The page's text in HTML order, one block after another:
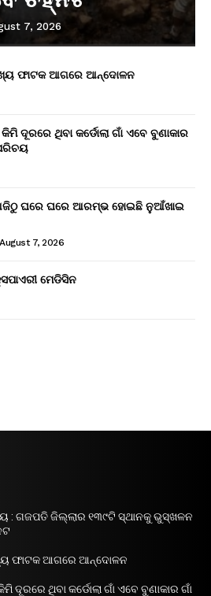
7, 2026
ଫାଟକ ଆଗରେ ଆନ୍ଦୋଳନ
ଦୂରରେ ଥିବା କର୍ଡୋଲା ଗାଁ ଏବେ ବୁଣାକାର
ଘରେ ଘରେ ଆରମ୍ଭ ହୋଇଛି ନୁଆଁଖାଇ
August 7, 2026
ମେଡିସିନ
: ଗଜପତି ଜିଲ୍ଲାର ୧୩୯ଟି ସ୍ଥାନକୁ ଭୁସ୍ଖଳନ
ଫାଟକ ଆଗରେ ଆନ୍ଦୋଳନ
ଦୂରରେ ଥିବା କର୍ଡୋଲା ଗାଁ ଏବେ ବୁଣାକାର ଗାଁ